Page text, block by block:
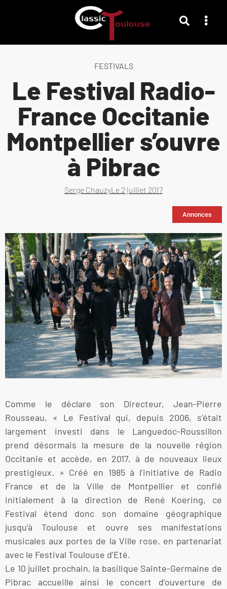
FESTIVALS
Le Festival Radio-
France Occitanie
Montpellier s’ouvre
à Pibrac
Serge ChauzyLe 2 juillet 2017
Annonces
Comme le déclare son Directeur, Jean-Pierre
Rousseau, « Le Festival qui, depuis 2006, s’était
largement investi dans le Languedoc-Roussillon
prend désormais la mesure de la nouvelle région
Occitanie et accède, en 2017, à de nouveaux lieux
prestigieux. » Créé en 1985 à l’initiative de Radio
France et de la Ville de Montpellier et confié
initialement à la direction de René Koering, ce
Festival étend donc son domaine géographique
jusqu’à Toulouse et ouvre ses manifestations
musicales aux portes de la Ville rose, en partenariat
avec le Festival Toulouse d’Eté.
Le 10 juillet prochain, la basilique Sainte-Germaine de
Pibrac accueille ainsi le concert d’ouverture de